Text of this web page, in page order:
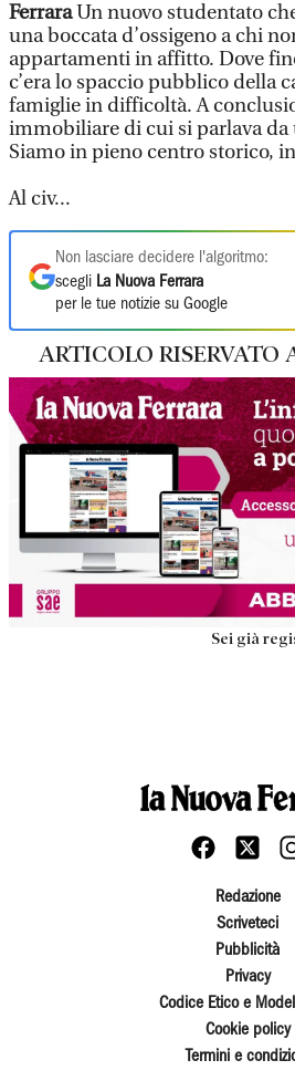
FerraraUn nuovo studentato
una boccata d’ossigeno a chi
appartamenti in affitto. Dove
c’era lo spaccio pubblico della
famiglie in difficoltà. A
immobiliare di cui si parlava da
Siamo in pieno centro storico,
Al civ...
Non lasciare decidere l'algoritmo:
scegli La Nuova Ferrara
per le tue notizie su Google
ARTICOLO RISERVATO
Sei già
Redazione
Scriveteci
Pubblicità
Privacy
Codice Etico e
Cookie policy
Termini e